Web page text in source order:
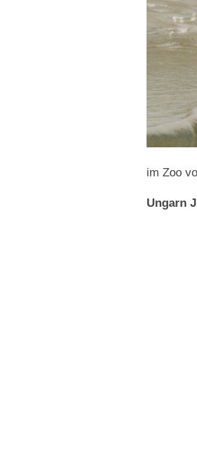
im Zoo
Ungarn